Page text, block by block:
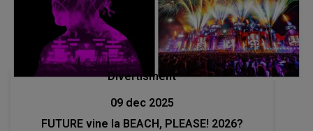
Divertisment
09 dec 2025
FUTURE vine la BEACH, PLEASE! 2026?